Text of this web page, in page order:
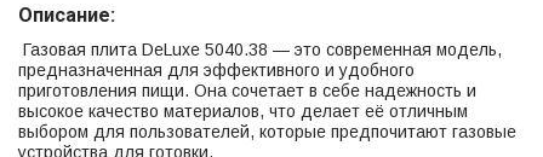
Описание:
Газовая плита DeLuxe 5040.38 — это современная модель,
предназначенная для эффективного и удобного
приготовления пищи. Она сочетает в себе надежность и
высокое качество материалов, что делает её отличным
выбором для пользователей, которые предпочитают газовые
устройства для готовки.